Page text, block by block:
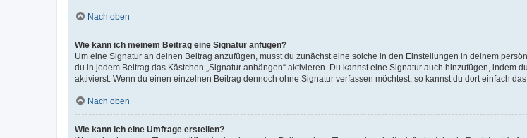
Nach oben
Wie kann ich meinem Beitrag eine Signatur anfügen?
Um eine Signatur an deinen Beitrag anzufügen, musst du zunächst eine solche in den Einstellungen in deinem
du in jedem Beitrag das Kästchen „Signatur anhängen“ aktivieren. Du kannst eine Signatur auch hinzufügen,
aktivierst. Wenn du einen einzelnen Beitrag dennoch ohne Signatur verfassen möchtest, so kannst du dort einfach
Nach oben
Wie kann ich eine Umfrage erstellen?